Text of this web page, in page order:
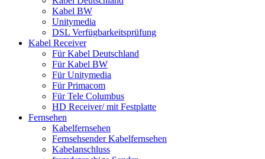
Kabel BW
Unitymedia
DSL Verfügbarkeitsprüfung
Kabel Receiver
Für Kabel Deutschland
Für Kabel BW
Für Unitymedia
Für Primacom
Für Tele Columbus
HD Receiver/ mit Festplatte
Fernsehen
Kabelfernsehen
Fernsehsender Kabelfernsehen
Kabelanschluss